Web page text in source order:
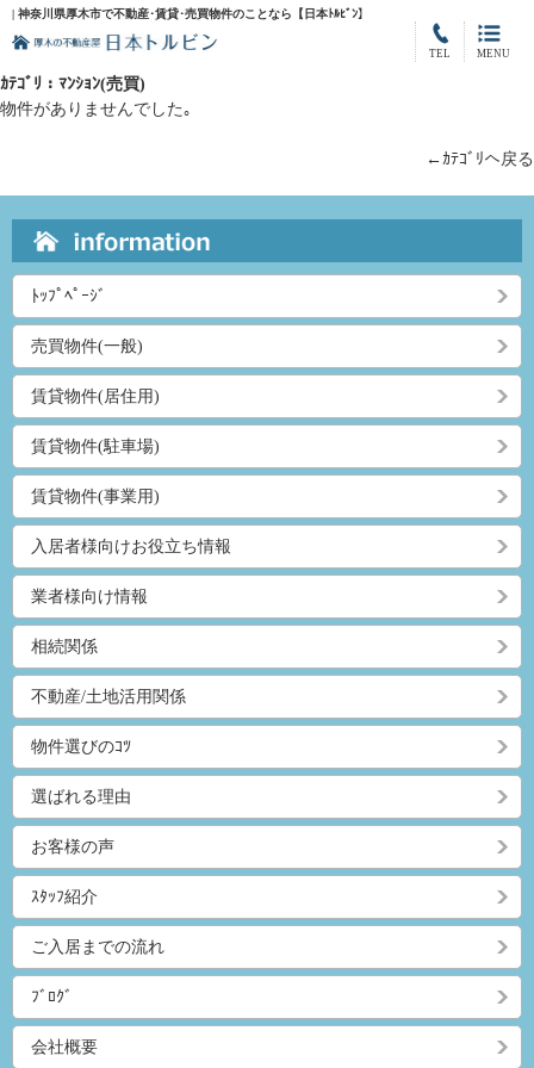
| 神奈川県厚木市で不動産･賃貸･売買物件のことなら【日本ﾄﾙﾋﾞﾝ】
MENU
TEL
ｶﾃｺﾞﾘ：ﾏﾝｼｮﾝ(売買)
物件がありませんでした｡
←ｶﾃｺﾞﾘへ戻る
ﾄｯﾌﾟﾍﾟｰｼﾞ
売買物件(一般)
賃貸物件(居住用)
賃貸物件(駐車場)
賃貸物件(事業用)
入居者様向けお役立ち情報
業者様向け情報
相続関係
不動産/土地活用関係
物件選びのｺﾂ
選ばれる理由
お客様の声
ｽﾀｯﾌ紹介
ご入居までの流れ
ﾌﾞﾛｸﾞ
会社概要